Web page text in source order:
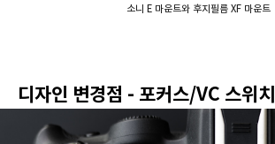
소니 E 마운트와 후지필름 XF 마운트
디자인 변경점 - 포커스/VC 스위치